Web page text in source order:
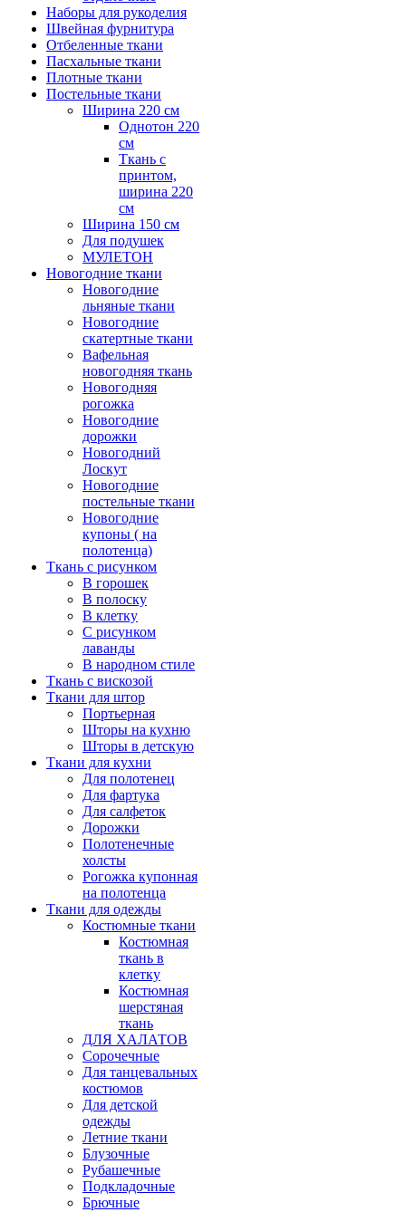
Наборы для рукоделия
Швейная фурнитура
Отбеленные ткани
Пасхальные ткани
Плотные ткани
Постельные ткани
Ширина 220 см
Однотон 220
см
Ткань с
принтом,
ширина 220
см
Ширина 150 см
Для подушек
МУЛЕТОН
Новогодние ткани
Новогодние
льняные ткани
Новогодние
скатертные ткани
Вафельная
новогодняя ткань
Новогодняя
рогожка
Новогодние
дорожки
Новогодний
Лоскут
Новогодние
постельные ткани
Новогодние
купоны ( на
полотенца)
Ткань с рисунком
В горошек
В полоску
В клетку
С рисунком
лаванды
В народном стиле
Ткань с вискозой
Ткани для штор
Портьерная
Шторы на кухню
Шторы в детскую
Ткани для кухни
Для полотенец
Для фартука
Для салфеток
Дорожки
Полотенечные
холсты
Рогожка купонная
на полотенца
Ткани для одежды
Костюмные ткани
Костюмная
ткань в
клетку
Костюмная
шерстяная
ткань
ДЛЯ ХАЛАТОВ
Сорочечные
Для танцевальных
костюмов
Для детской
одежды
Летние ткани
Блузочные
Рубашечные
Подкладочные
Брючные